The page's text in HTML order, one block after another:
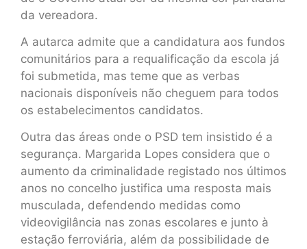
da vereadora.
A autarca admite que a candidatura aos fundos
comunitários para a requalificação da escola já
foi submetida, mas teme que as verbas
nacionais disponíveis não cheguem para todos
os estabelecimentos candidatos.
Outra das áreas onde o PSD tem insistido é a
segurança. Margarida Lopes considera que o
aumento da criminalidade registado nos últimos
anos no concelho justifica uma resposta mais
musculada, defendendo medidas como
videovigilância nas zonas escolares e junto à
estação ferroviária, além da possibilidade de